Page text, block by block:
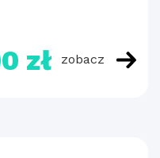
zł zobacz